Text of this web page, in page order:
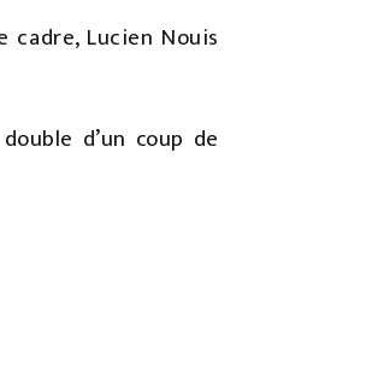
Lucien Nouis
d’un coup de